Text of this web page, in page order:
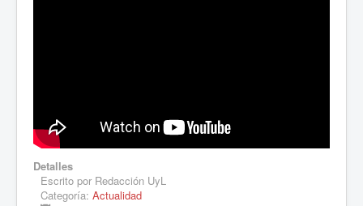
Detalles
Escrito por Redacción UyL
Categoría: Actualidad